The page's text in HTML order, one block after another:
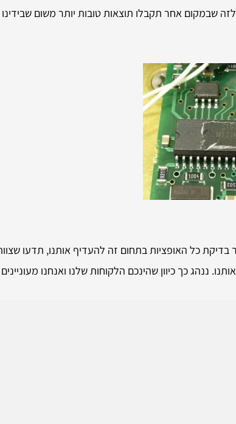
שבמקום אחר תקבלו תוצאות טובות יותר משום
כל האופציות בתחום זה להעדיף אותנו, תדעו
ננהג כך כיוון שהינכם הלקוחות שלנו ואנחנו